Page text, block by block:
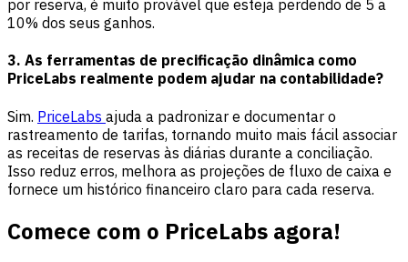
por reserva, é muito provável que esteja perdendo de 5 a
10% dos seus ganhos.
3. As ferramentas de precificação dinâmica como
PriceLabs realmente podem ajudar na contabilidade?
Sim. PriceLabs ajuda a padronizar e documentar o
rastreamento de tarifas, tornando muito mais fácil associar
as receitas de reservas às diárias durante a conciliação.
Isso reduz erros, melhora as projeções de fluxo de caixa e
fornece um histórico financeiro claro para cada reserva.
Comece com o PriceLabs agora!